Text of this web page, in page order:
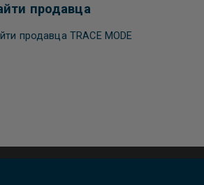
продавца
продавца TRACE MODE